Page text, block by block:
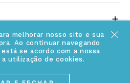
melhorar nosso site e sua
Ao continuar navegando
se acordo com a nossa
utilização de cookies.
+